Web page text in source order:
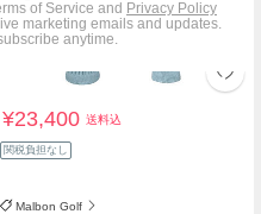
¥23,400送料込
関税負担なし
Malbon Golf